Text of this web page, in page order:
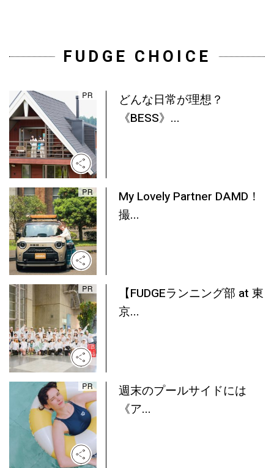
FUDGE CHOICE
どんな日常が理想？
《BESS》...
My Lovely Partner DAMD！
撮...
【FUDGEランニング部 at 東
京...
週末のプールサイドには
《ア...